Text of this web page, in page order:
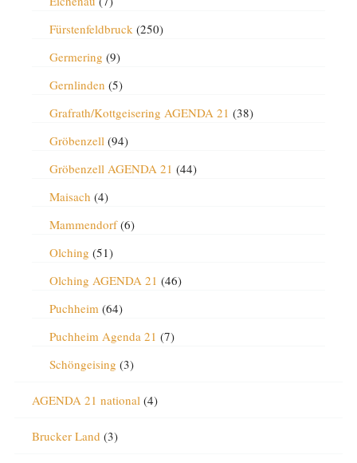
Fürstenfeldbruck(250)
Germering (9)
Gernlinden (5)
Grafrath/Kottgeisering AGENDA 21 (38)
Gröbenzell(94)
Gröbenzell AGENDA 21 (44)
Maisach (4)
Mammendorf(6)
Olching (51)
Olching AGENDA 21 (46)
Puchheim(64)
Puchheim Agenda 21 (7)
Schöngeising (3)
AGENDA 21 national(4)
Brucker Land (3)